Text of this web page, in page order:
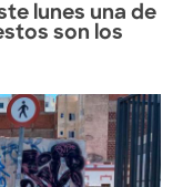
lunes una de
son los